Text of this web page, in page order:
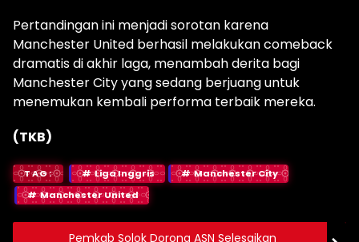
Pertandingan ini menjadi sorotan karena
Manchester United berhasil melakukan comeback
dramatis di akhir laga, menambah derita bagi
Manchester City yang sedang berjuang untuk
menemukan kembali performa terbaik mereka.
(TKB)
TAG: Liga Inggris
Manchester City
Manchester United
Pemkab Solok Dorong ASN Selesaikan